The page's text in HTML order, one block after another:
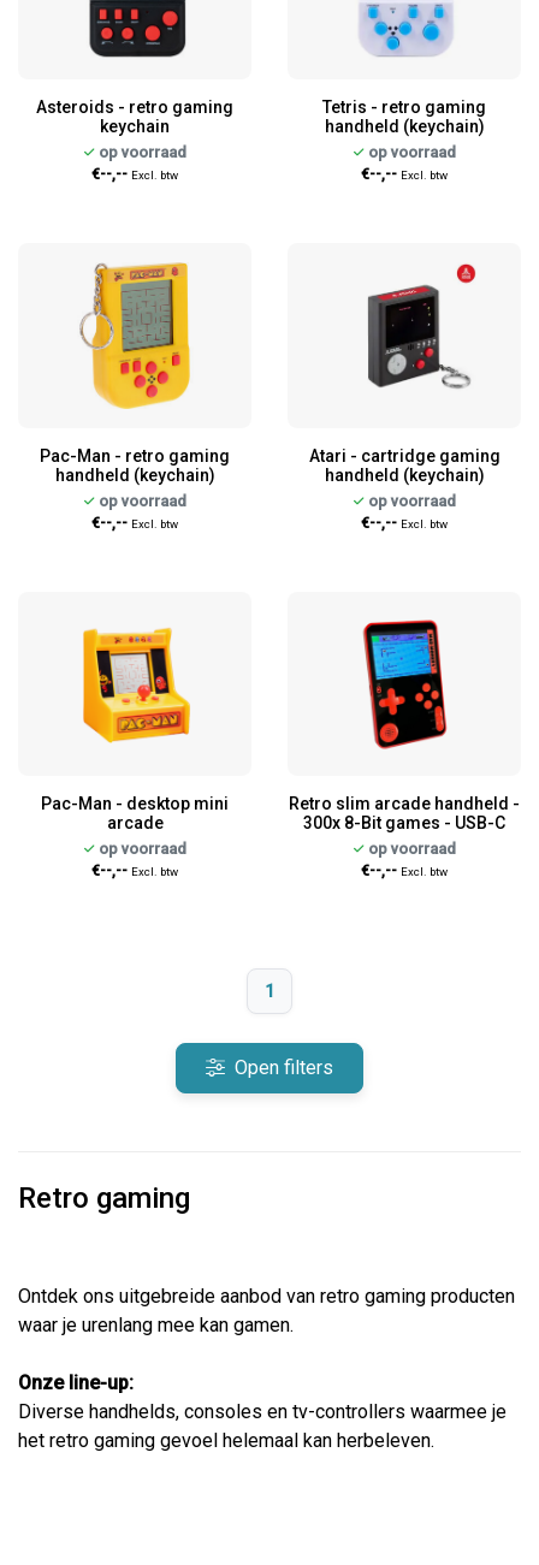
Asteroids - retro gaming
keychain
op voorraad
€--,-- Excl. btw
Tetris - retro gaming
handheld (keychain)
op voorraad
€--,-- Excl. btw
Pac-Man - retro gaming
handheld (keychain)
op voorraad
€--,-- Excl. btw
Atari - cartridge gaming
handheld (keychain)
op voorraad
€--,-- Excl. btw
Pac-Man - desktop mini
arcade
op voorraad
€--,-- Excl. btw
Retro slim arcade handheld -
300x 8-Bit games - USB-C
op voorraad
€--,-- Excl. btw
1
Open filters
Retro gaming
Ontdek ons uitgebreide aanbod van retro gaming producten
waar je urenlang mee kan gamen.
Onze line-up:
Diverse handhelds, consoles en tv-controllers waarmee je
het retro gaming gevoel helemaal kan herbeleven.